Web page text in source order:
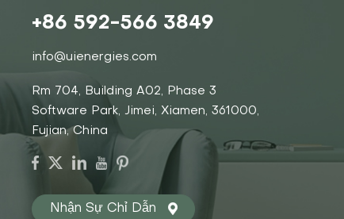
+86 592-566 3849
info@uienergies.com
Rm 704, Building A02, Phase 3
Software Park, Jimei, Xiamen, 361000,
Fujian, China
Nhận Sự Chỉ Dẫn